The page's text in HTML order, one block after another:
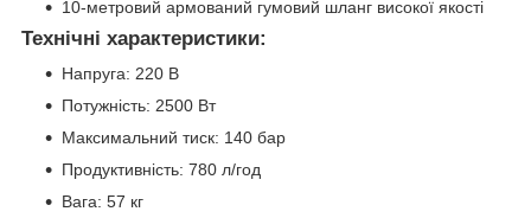
10-метровий армований гумовий шланг високої якості
Технічні характеристики:
Напруга: 220 В
Потужність: 2500 Вт
Максимальний тиск: 140 бар
Продуктивність: 780 л/год
Вага: 57 кг